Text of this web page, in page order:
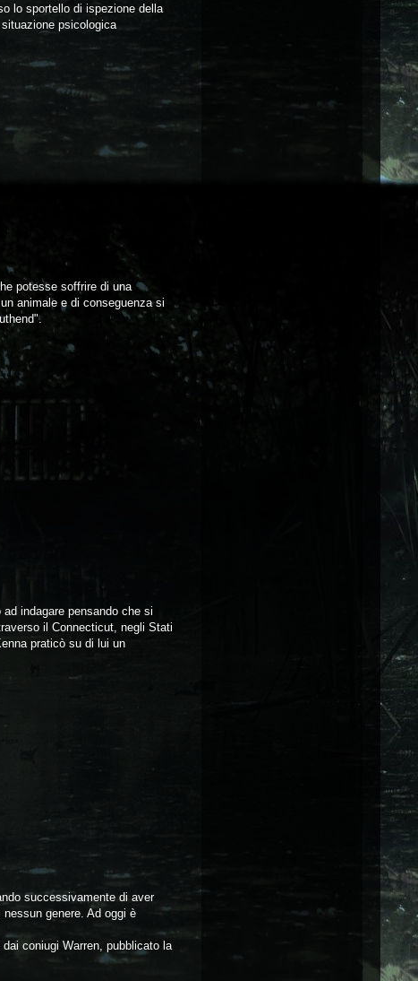
lo sportello di ispezione della
psicologica
potesse soffrire di una
animale e di conseguenza si
indagare pensando che si
il Connecticut, negli Stati
praticò su di lui un
successivamente di aver
genere. Ad oggi è
coniugi Warren, pubblicato la